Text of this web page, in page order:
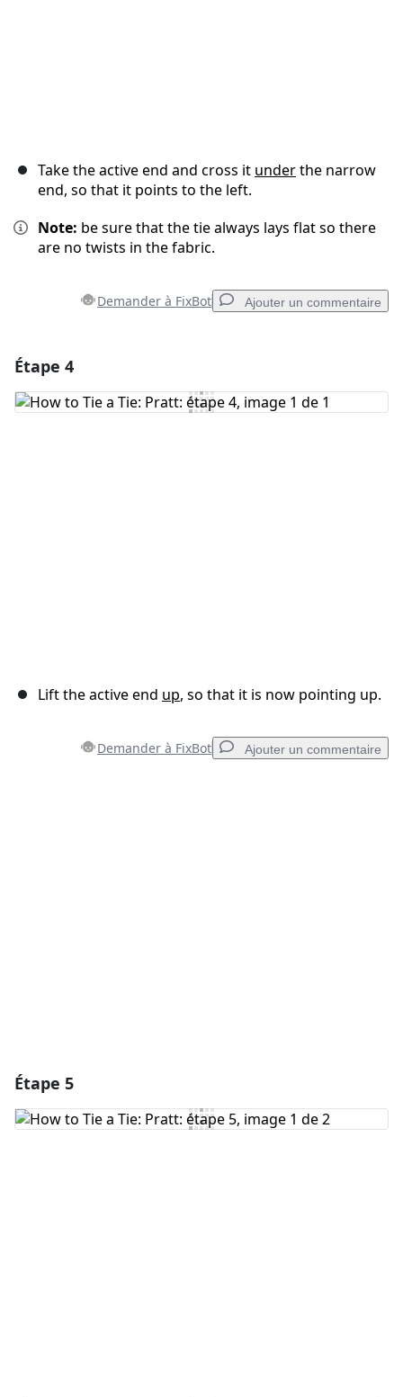
Take the active end and cross it underthe narrow
end, so that it points to the left.
Note: be sure that the tie always lays flat so there
are no twists in the fabric.
Demander à FixBot Ajouter un commentaire
Ajouter un commentaire
Étape 4
Lift the active end up, so that it is now pointing up.
Demander à FixBot Ajouter un commentaire
Étape 5